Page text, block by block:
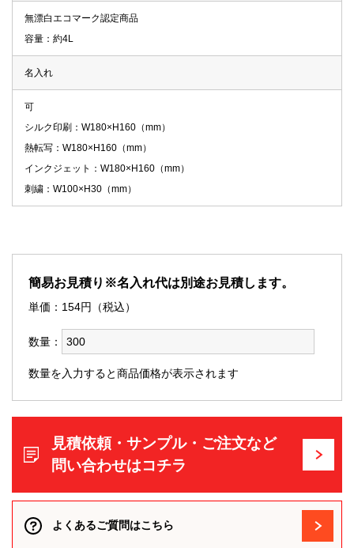
無漂白エコマーク認定商品
容量：約4L
名入れ
可
シルク印刷：W180×H160（mm）
熱転写：W180×H160（mm）
インクジェット：W180×H160（mm）
刺繍：W100×H30（mm）
簡易お見積り※名入れ代は別途お見積します。
単価： 154円（税込）
数量：
数量を入力すると商品価格が表示されます
見積依頼・サンプル・ご注文など
問い合わせはコチラ
よくあるご質問はこちら